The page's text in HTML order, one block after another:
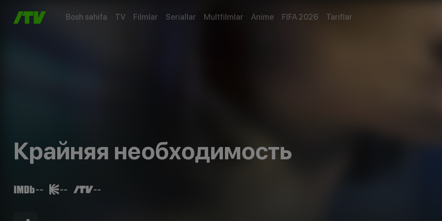
Bosh sahifa TV Filmlar Seriallar Multfilmlar Anime FIFA 2026 Tariflar
Крайняя необходимость
-- -- --